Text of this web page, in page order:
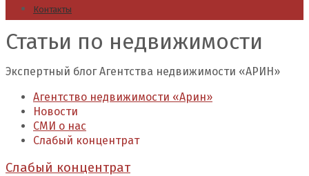
Контакты
Статьи по недвижимости
Экспертный блог Агентства недвижимости «АРИН»
Агентство недвижимости «Арин»
Новости
СМИ о нас
Слабый концентрат
Слабый концентрат